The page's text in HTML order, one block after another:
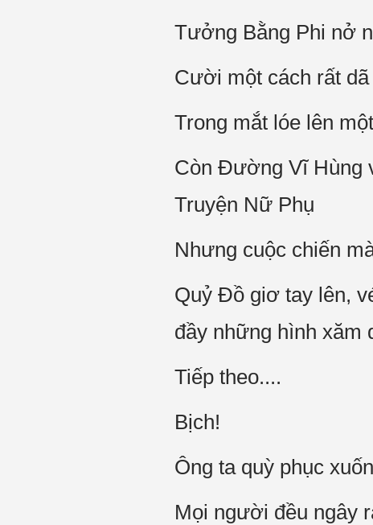
Tưởng Bằng Phi nở
Cười một cách rất
Trong mắt lóe lên
Còn Đường Vĩ Hùng
Truyện Nữ Phụ
Nhưng cuộc chiến
Quỷ Đồ giơ tay lên,
đầy những hình xăm
Tiếp theo....
Bịch!
Ông ta quỳ phục
Mọi người đều ngây